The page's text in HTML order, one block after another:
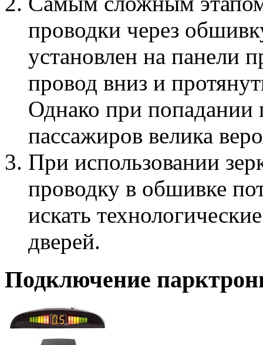
проводки через
установлен на панели
провод вниз и
Однако при попадании
пассажиров велика
При использовании
проводку в обшивке
искать
дверей.
Подключение